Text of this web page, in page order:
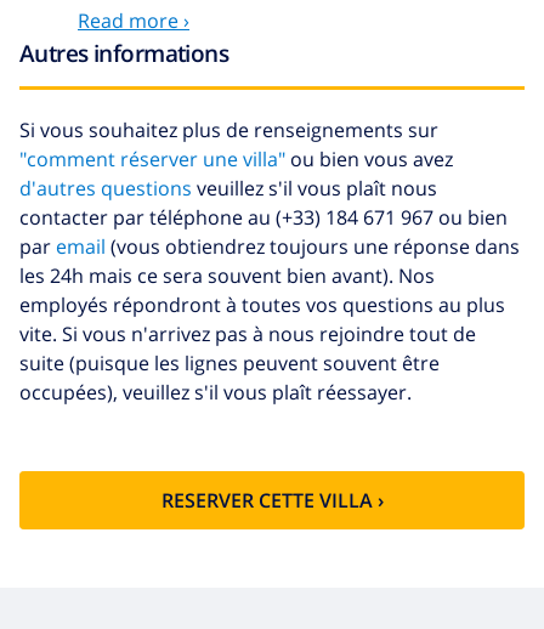
supplémentaires
Serviettes
supplémentaires
8,80 $US par personne
Départ tardif
113,75 $US
Nettoyage
supplémentaire
basée sur consommation
énergétique (52,77 $US/HOUR)
Fonds
d'annulation:
4.80% du montant total
Read more ›
Autres informations
Si vous souhaitez plus de renseignements sur
"comment réserver une villa" ou bien vous avez
d'autres questions veuillez s'il vous plaît nous
contacter par téléphone au (+33) 184 671 967 ou bien
par email (vous obtiendrez toujours une réponse dans
les 24h mais ce sera souvent bien avant). Nos
employés répondront à toutes vos questions au plus
vite. Si vous n'arrivez pas à nous rejoindre tout de
suite (puisque les lignes peuvent souvent être
occupées), veuillez s'il vous plaît réessayer.
RESERVER CETTE VILLA ›